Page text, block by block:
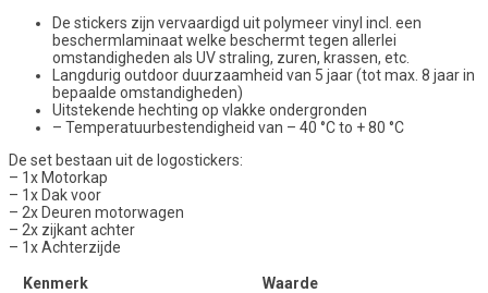
De stickers zijn vervaardigd uit polymeer vinyl incl. een
beschermlaminaat welke beschermt tegen allerlei
omstandigheden als UV straling, zuren, krassen, etc.
Langdurig outdoor duurzaamheid van 5 jaar (tot max. 8 jaar in
bepaalde omstandigheden)
Uitstekende hechting op vlakke ondergronden
– Temperatuurbestendigheid van – 40 °C to + 80 °C
De set bestaan uit de logostickers:
– 1x Motorkap
– 1x Dak voor
– 2x Deuren motorwagen
– 2x zijkant achter
– 1x Achterzijde
Kenmerk
Waarde